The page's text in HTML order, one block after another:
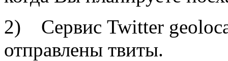
2) Сервис Twitter
отправлены твиты.